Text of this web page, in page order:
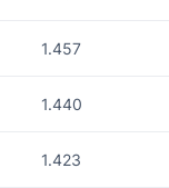
1.457
1.440
1.423